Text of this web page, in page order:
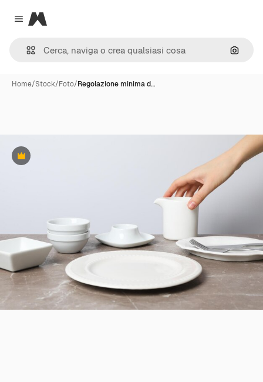
Close menu
Magnific
Cerca
Home/Stock/Foto/Regolazione minima d…
Premium